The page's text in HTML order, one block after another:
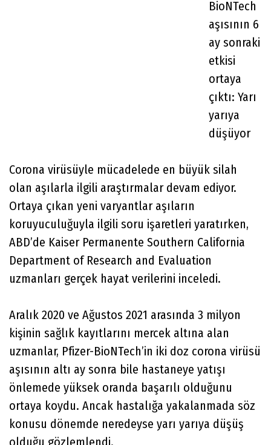
BioNTech
aşısının 6
ay sonraki
etkisi
ortaya
çıktı: Yarı
yarıya
düşüyor
Corona virüsüyle mücadelede en büyük silah
olan aşılarla ilgili araştırmalar devam ediyor.
Ortaya çıkan yeni varyantlar aşıların
koruyuculuğuyla ilgili soru işaretleri yaratırken,
ABD’de Kaiser Permanente Southern California
Department of Research and Evaluation
uzmanları gerçek hayat verilerini inceledi.
Aralık 2020 ve Ağustos 2021 arasında 3 milyon
kişinin sağlık kayıtlarını mercek altına alan
uzmanlar, Pfizer-BioNTech’in iki doz corona virüsü
aşısının altı ay sonra bile hastaneye yatışı
önlemede yüksek oranda başarılı olduğunu
ortaya koydu. Ancak hastalığa yakalanmada söz
konusu dönemde neredeyse yarı yarıya düşüş
olduğu gözlemlendi.